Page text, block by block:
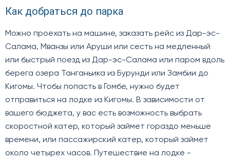
Как добраться до парка
Можно проехать на машине, заказать рейс из Дар-эс-
Салама, Мванзы или Аруши или сесть на медленный
или быстрый поезд из Дар-эс-Салама или паром вдоль
берега озера Танганьика из Бурунди или Замбии до
Кигомы. Чтобы попасть в Гомбе, нужно будет
отправиться на лодке из Кигомы. В зависимости от
вашего бюджета, у вас есть возможность выбрать
скоростной катер, который займет гораздо меньше
времени, или пассажирский катер, который займет
около четырех часов. Путешествие на лодке -